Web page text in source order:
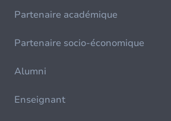
Partenaire académique
Partenaire socio-économique
Alumni
Enseignant